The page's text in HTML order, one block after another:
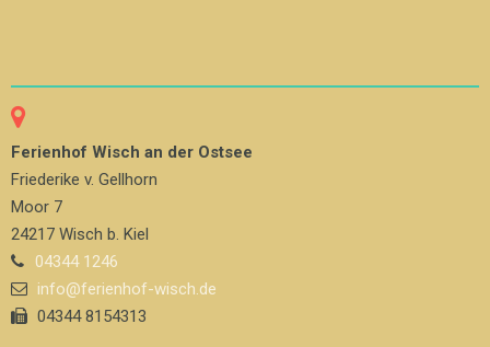
Ferienhof Wisch an der Ostsee
Friederike v. Gellhorn
Moor 7
24217 Wisch b. Kiel
04344 1246
info@ferienhof-wisch.de
04344 8154313